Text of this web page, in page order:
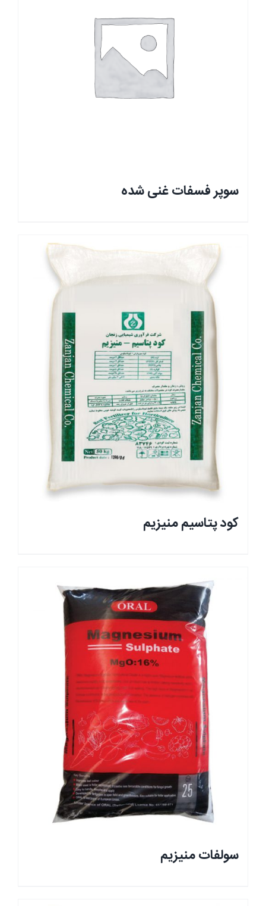
سوپر فسفات غنی شده
کود پتاسیم منیزیم
سولفات منیزیم